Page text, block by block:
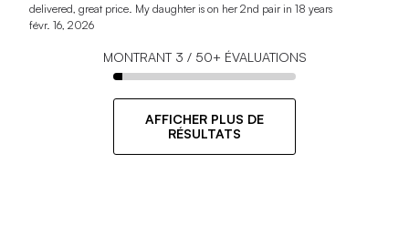
delivered, great price. My daughter is on her 2nd pair in 18 years
févr. 16, 2026
MONTRANT 3 / 50+ ÉVALUATIONS
AFFICHER PLUS DE
RÉSULTATS